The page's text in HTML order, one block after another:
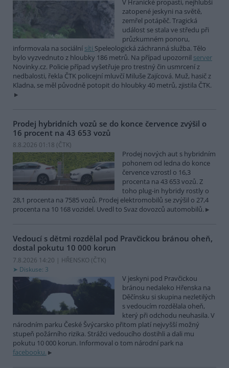
V Hranické propasti, nejhlubší
zatopené jeskyni na světě,
zemřel potápěč. Tragická
událost se stala ve středu při
průzkumném ponoru,
informovala na sociální síti Speleologická záchranná služba. Tělo
bylo vyzvednuto z hloubky 186 metrů. Na případ upozornil server
Novinky.cz. Policie případ vyšetřuje pro trestný čin usmrcení z
nedbalosti, řekla ČTK policejní mluvčí Miluše Zajícová. Muž, hasič z
Kladna, se měl původně potopit do hloubky 40 metrů, zjistila ČTK.
Prodej hybridních vozů se do konce července zvýšil o
16 procent na 43 653 vozů
8.8.2026 01:18 (ČTK)
Prodej nových aut s hybridním
pohonem od ledna do konce
července vzrostl o 16,3
procenta na 43 653 vozů. Z
toho plug-in hybridy rostly o
28,1 procenta na 7585 vozů. Prodej elektromobilů se zvýšil o 27,4
procenta na 10 168 vozidel. Uvedl to Svaz dovozců automobilů.
Vedoucí s dětmi rozdělal pod Pravčickou bránou oheň,
dostal pokutu 10 000 korun
7.8.2026 14:20 | HŘENSKO (ČTK)
Diskuse: 3
V jeskyni pod Pravčickou
bránou nedaleko Hřenska na
Děčínsku si skupina nezletilých
s vedoucím rozdělala oheň,
který při odchodu neuhasila. V
národním parku České Švýcarsko přitom platí nejvyšší možný
stupeň požárního rizika. Strážci vedoucího dostihli a dali mu
pokutu 10 000 korun. Informoval o tom národní park na
facebooku.